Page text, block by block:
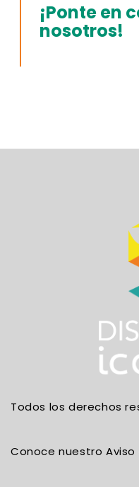
¡Ponte en
nosotros!
Todos los derechos
Conoce nuestro Aviso